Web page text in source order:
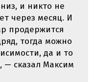
и никто не
через месяц. И
продержится
тогда можно
да и то
— сказал Максим